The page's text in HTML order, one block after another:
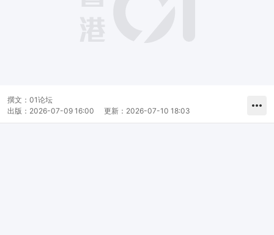
撰文： 01论坛
出版： 2026-07-09 16:00 更新： 2026-07-10 18:03